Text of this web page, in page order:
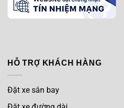
HỖ TRỢ KHÁCH HÀNG
Đặt xe sân bay